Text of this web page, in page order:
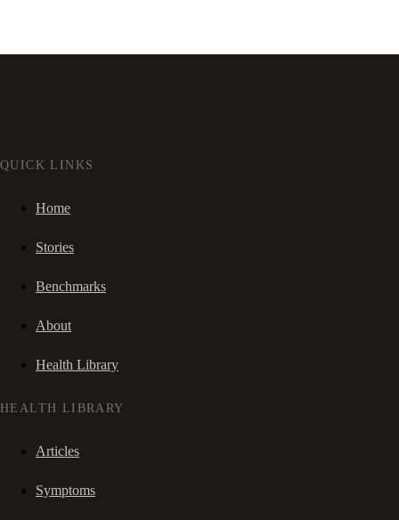
QUICK LINKS
Home
Stories
Benchmarks
About
Health Library
HEALTH LIBRARY
Articles
Symptoms